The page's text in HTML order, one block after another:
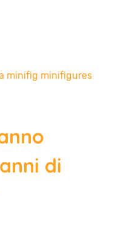
minifig minifigures
di